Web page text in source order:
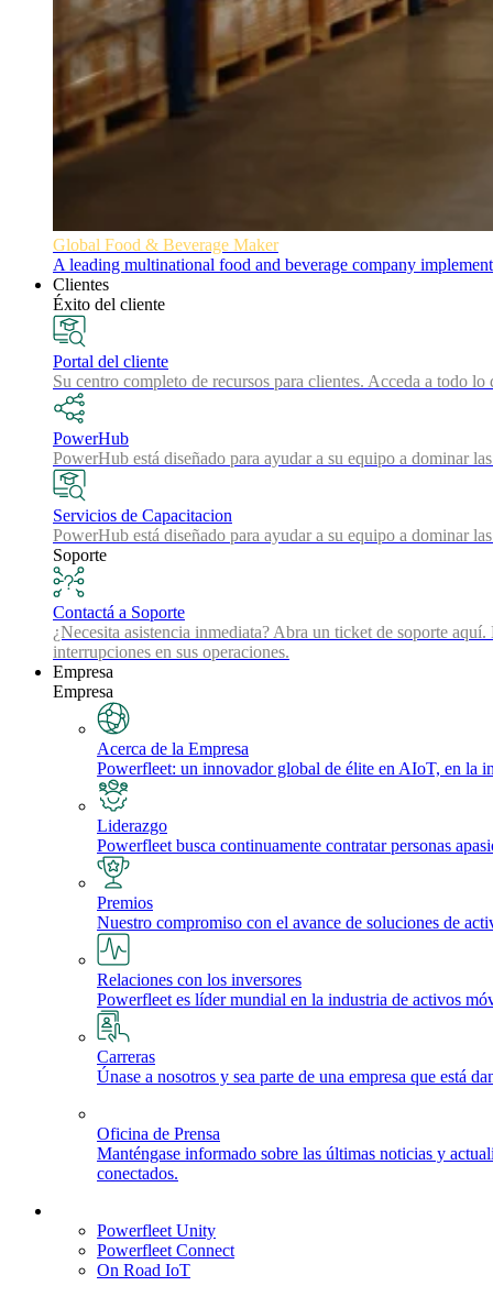
Global Food & Beverage Maker
A leading multinational food and beverage company
Clientes
Éxito del cliente
Portal del cliente
Su centro completo de recursos para clientes. Acceda a todo
PowerHub
PowerHub está diseñado para ayudar a su equipo a dominar
Servicios de Capacitacion
PowerHub está diseñado para ayudar a su equipo a dominar
Soporte
Contactá a Soporte
¿Necesita asistencia inmediata? Abra un ticket de soporte
interrupciones en sus operaciones.
Empresa
Empresa
Acerca de la Empresa
Powerfleet: un innovador global de élite en AIoT, en la
Liderazgo
Powerfleet busca continuamente contratar personas
Premios
Nuestro compromiso con el avance de soluciones de
Relaciones con los inversores
Powerfleet es líder mundial en la industria de activos
Carreras
Únase a nosotros y sea parte de una empresa que está
Oficina de Prensa
Manténgase informado sobre las últimas noticias y
conectados.
Powerfleet Unity
Powerfleet Connect
On Road IoT